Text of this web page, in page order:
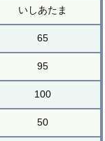
いしあたま
65
95
100
50